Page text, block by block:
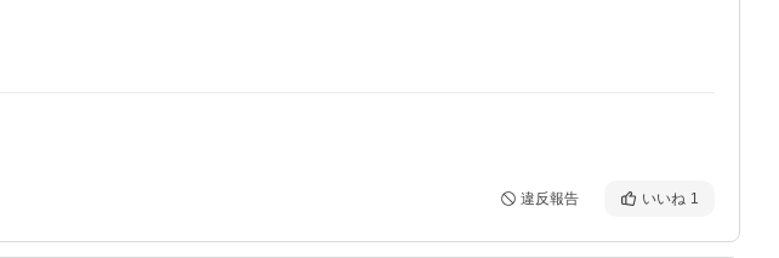
違反報告 いいね 1